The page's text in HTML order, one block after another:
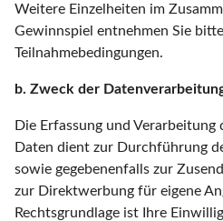
Weitere Einzelheiten im
Gewinnspiel entnehmen Sie
Teilnahmebedingungen.
b. Zweck der
Die Erfassung und Verarbeitung
Daten dient zur Durchführung
sowie gegebenenfalls zur
zur Direktwerbung für eigene
Rechtsgrundlage ist Ihre